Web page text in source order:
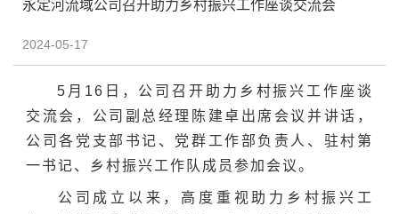
永定河流域公司召开助力乡村振兴工作座谈交流会
2024-05-17
5月16日，公司召开助力乡村振兴工作座谈
交流会，公司副总经理陈建卓出席会议并讲话，
公司各党支部书记、党群工作部负责人、驻村第
一书记、乡村振兴工作队成员参加会议。
公司成立以来，高度重视助力乡村振兴工